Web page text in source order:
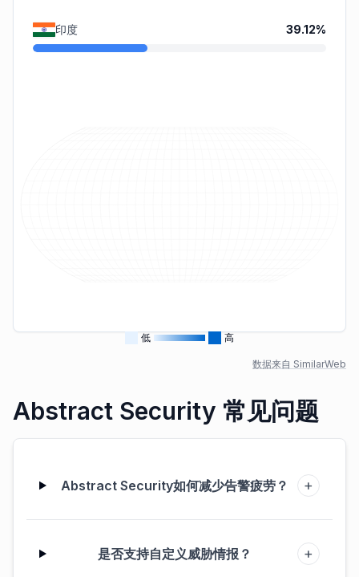
印度 39.12%
低 高
数据来自 SimilarWeb
Abstract Security 常见问题
Abstract Security如何减少告警疲劳？ +
是否支持自定义威胁情报？ +